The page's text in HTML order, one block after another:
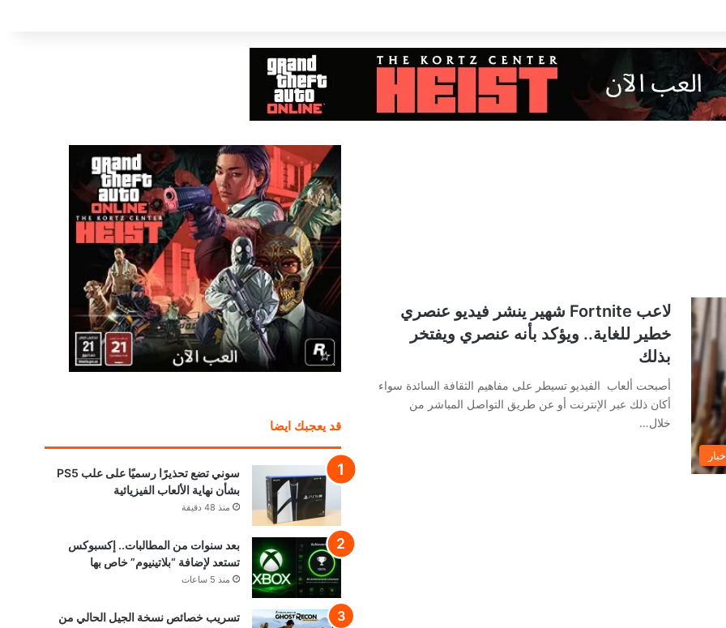
لاعب Fortnite شهير ينشر فيديو عنصري
خطير للغاية.. ويؤكد بأنه عنصري ويفتخر
بذلك
أصبحت ألعاب الفيديو تسيطر على مفاهيم الثقافة السائدة سواء
أكان ذلك عبر الإنترنت أو عن طريق التواصل المباشر من
خلال…
قد يعجبك ايضا
سوني تضع تحذيرًا رسميًا على علب PS5
بشأن نهاية الألعاب الفيزيائية
منذ 48 دقيقة
بعد سنوات من المطالبات.. إكسبوكس
تستعد لإضافة “بلاتينيوم” خاص بها
منذ 5 ساعات
تسريب خصائص نسخة الجيل الحالي من